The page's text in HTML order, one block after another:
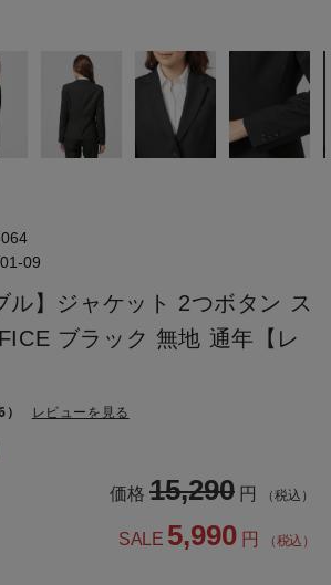
09
ル】ジャケット 2つボタン ス
ブラック 無地 通年【レ
） レビューを見る
価格 15,290 円 （税込）
SALE 5,990 円 （税込）